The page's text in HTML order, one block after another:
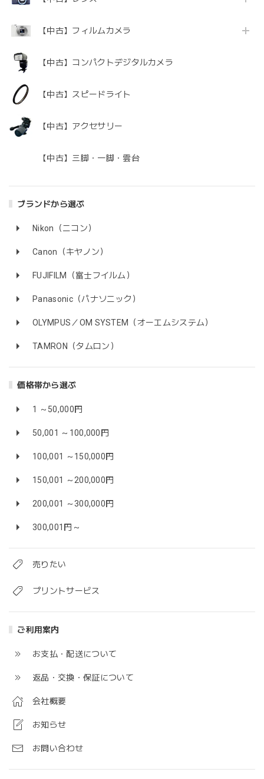
【中古】フィルムカメラ
【中古】コンパクトデジタルカメラ
【中古】スピードライト
【中古】アクセサリー
【中古】三脚・一脚・雲台
ブランドから選ぶ
Nikon（ニコン）
Canon（キヤノン）
FUJIFILM（富士フイルム）
Panasonic（パナソニック）
OLYMPUS／OM SYSTEM（オーエムシステム）
TAMRON（タムロン）
価格帯から選ぶ
1 ～50,000円
50,001 ～100,000円
100,001 ～150,000円
150,001 ～200,000円
200,001 ～300,000円
300,001円～
売りたい
プリントサービス
ご利用案内
お支払・配送について
返品・交換・保証について
会社概要
お知らせ
お問い合わせ